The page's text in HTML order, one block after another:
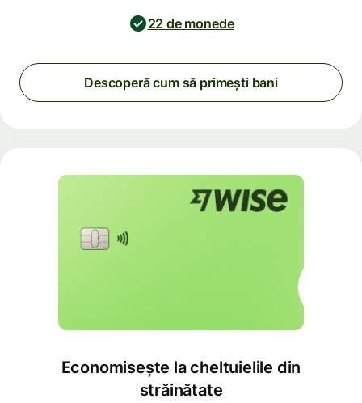
22 de monede
Descoperă cum să primești bani
Economisește la cheltuielile din
străinătate